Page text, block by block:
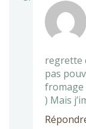
regrette
pas
fromage
) Mais